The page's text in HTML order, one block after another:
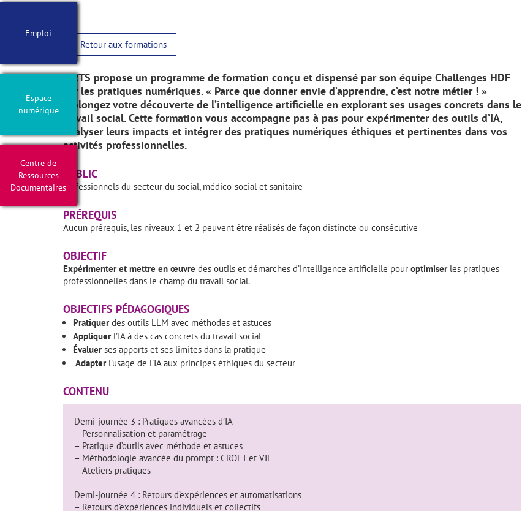
Emploi
Espace
numérique
Centre de
Ressources
Documentaires
< Retour aux formations
L’IRTS propose un programme de formation conçu et dispensé par son équipe Challenges HDF
sur les pratiques numériques. « Parce que donner envie d’apprendre, c’est notre métier ! »
Prolongez votre découverte de l’intelligence artificielle en explorant ses usages concrets dans le
travail social. Cette formation vous accompagne pas à pas pour expérimenter des outils d’IA,
analyser leurs impacts et intégrer des pratiques numériques éthiques et pertinentes dans vos
activités professionnelles.
PUBLIC
Professionnels du secteur du social, médico-social et sanitaire
PRÉREQUIS
Aucun prérequis, les niveaux 1 et 2 peuvent être réalisés de façon distincte ou consécutive
OBJECTIF
Expérimenter et mettre en œuvre des outils et démarches d’intelligence artificielle pour optimiserles pratiques
professionnelles dans le champ du travail social.
OBJECTIFS PÉDAGOGIQUES
Pratiquerdes outils LLM avec méthodes et astuces
Appliquerl’IA à des cas concrets du travail social
Évaluerses apports et ses limites dans la pratique
Adapterl’usage de l’IA aux principes éthiques du secteur
CONTENU
Demi-journée 3 : Pratiques avancées d’IA
– Personnalisation et paramétrage
– Pratique d’outils avec méthode et astuces
– Méthodologie avancée du prompt : CROFT et VIE
– Ateliers pratiques
Demi-journée 4 : Retours d’expériences et automatisations
– Retours d’expériences individuels et collectifs